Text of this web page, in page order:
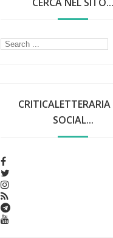
CRITICALETTERARIA
SOCIAL...